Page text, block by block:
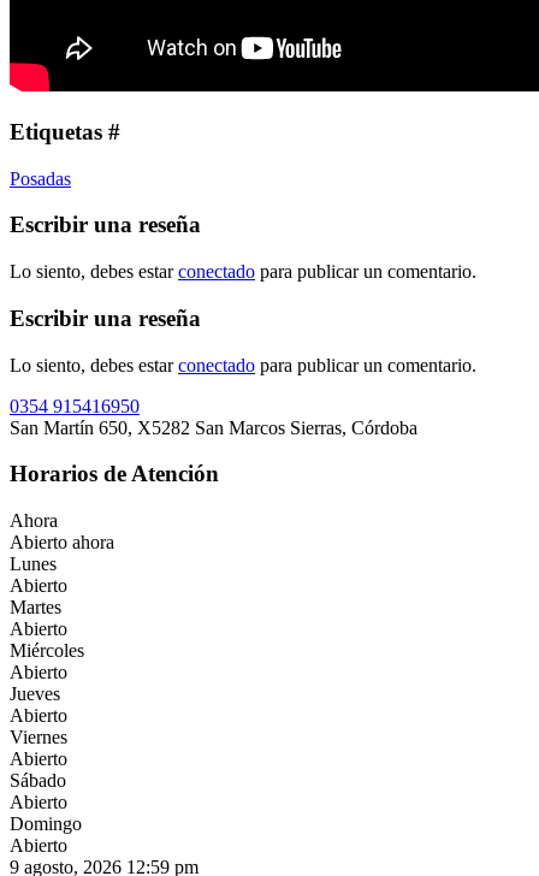
Etiquetas #
Posadas
Escribir una reseña
Lo siento, debes estarconectado para publicar un comentario.
Escribir una reseña
Lo siento, debes estarconectado para publicar un comentario.
0354 915416950
San Martín 650, X5282 San Marcos Sierras, Córdoba
Horarios de Atención
Ahora
Abierto ahora
Lunes
Abierto
Martes
Abierto
Miércoles
Abierto
Jueves
Abierto
Viernes
Abierto
Sábado
Abierto
Domingo
Abierto
9 agosto, 2026 12:59 pm